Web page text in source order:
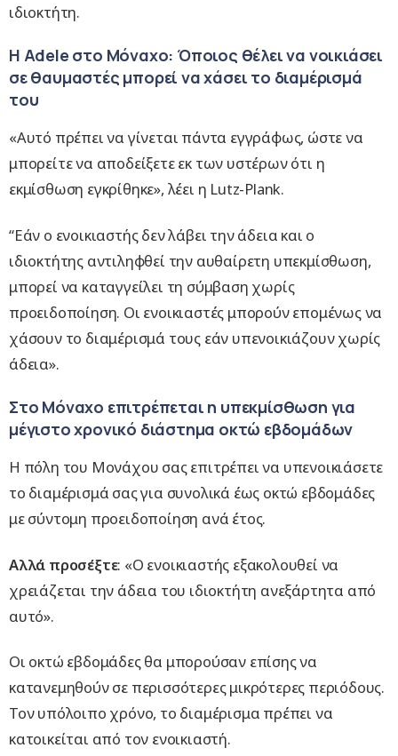
ιδιοκτήτη.
Η Adele στο Μόναχο: Όποιος θέλει να νοικιάσει
σε θαυμαστές μπορεί να χάσει το διαμέρισμά
του
«Αυτό πρέπει να γίνεται πάντα εγγράφως, ώστε να
μπορείτε να αποδείξετε εκ των υστέρων ότι η
εκμίσθωση εγκρίθηκε», λέει η Lutz-Plank.
“Εάν ο ενοικιαστής δεν λάβει την άδεια και ο
ιδιοκτήτης αντιληφθεί την αυθαίρετη υπεκμίσθωση,
μπορεί να καταγγείλει τη σύμβαση χωρίς
προειδοποίηση. Οι ενοικιαστές μπορούν επομένως να
χάσουν το διαμέρισμά τους εάν υπενοικιάζουν χωρίς
άδεια».
Στο Μόναχο επιτρέπεται η υπεκμίσθωση για
μέγιστο χρονικό διάστημα οκτώ εβδομάδων
Η πόλη του Μονάχου σας επιτρέπει να υπενοικιάσετε
το διαμέρισμά σας για συνολικά έως οκτώ εβδομάδες
με σύντομη προειδοποίηση ανά έτος.
Αλλά προσέξτε: «Ο ενοικιαστής εξακολουθεί να
χρειάζεται την άδεια του ιδιοκτήτη ανεξάρτητα από
αυτό».
Οι οκτώ εβδομάδες θα μπορούσαν επίσης να
κατανεμηθούν σε περισσότερες μικρότερες περιόδους.
Τον υπόλοιπο χρόνο, το διαμέρισμα πρέπει να
κατοικείται από τον ενοικιαστή.